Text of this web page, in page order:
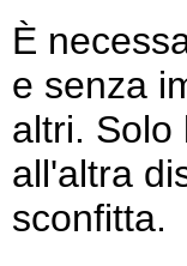
È
e senza
altri. Solo
all'altra
sconfitta.